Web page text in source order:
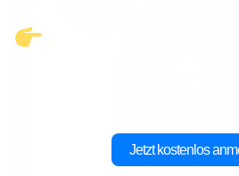
Jetzt kostenlos